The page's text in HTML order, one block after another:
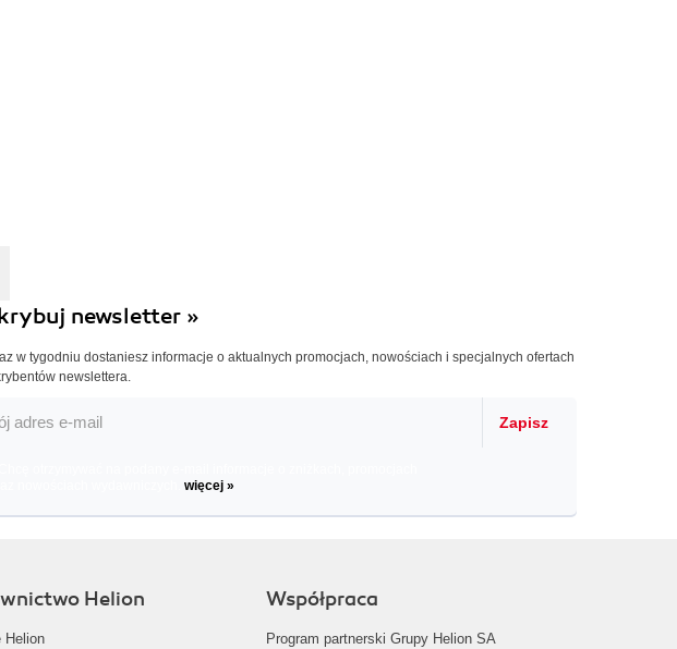
newsletter »
w tygodniu dostaniesz informacje o aktualnych promocjach, nowościach i specjalnych ofertach
newslettera.
Zapisz
więcej »
Helion
Helion
Współpraca
Program partnerski Grupy Helion SA